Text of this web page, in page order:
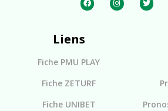
Liens
Fiche PMU PLAY
Fiche ZETURF
Fiche UNIBET